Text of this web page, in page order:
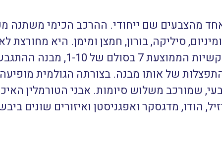
מהצבעים שם ייחודי. ההרכב הכימי משתנה
סיליקה, בורון, חמצן ומימן. היא מחורצת
גרם לסמ”ק (משתנה מאבן לאבן). הקשיות
של אותו מבנה. בצורתה הגולמית
שמורכב משלוש סיומות. אבני הטורמלין
הודו, מדגסקר ואפגניסטן ואיזורים שונים